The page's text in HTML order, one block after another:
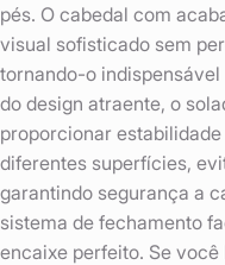
pés. O cabedal com
visual sofisticado sem
tornando-o
do design atraente, o
proporcionar
diferentes superfícies,
garantindo segurança a
sistema de fechamento
encaixe perfeito. Se